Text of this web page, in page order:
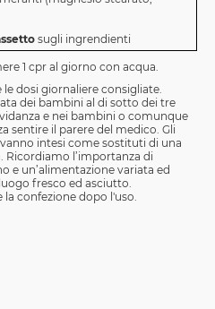
sugli ingrendienti
1 cpr al giorno con acqua.
le dosi giornaliere consigliate.
dei bambini al di sotto dei tre
e nei bambini o comunque
sentire il parere del medico. Gli
intesi come sostituti di una
Ricordiamo l’importanza di
e un’alimentazione variata ed
fresco ed asciutto.
confezione dopo l'uso.